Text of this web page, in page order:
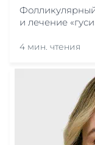
и лечение
4 мин. чтения